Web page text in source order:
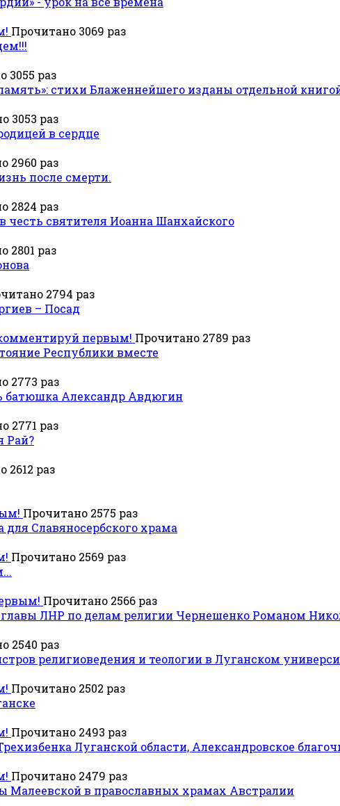
Прочитано 3069 раз
3055 раз
стихи Блаженнейшего изданы отдельной
3053 раз
в сердце
2960 раз
после смерти.
2824 раз
честь святителя Иоанна Шанхайского
2801 раз
2794 раз
– Посад
первым! Прочитано 2789 раз
Республики вместе
2773 раз
батюшка Александр Авдюгин
2771 раз
Рай?
2612 раз
Прочитано 2575 раз
Славяносербского храма
Прочитано 2569 раз
Прочитано 2566 раз
главы ЛНР по делам религии Чернешенко Романом
2540 раз
религиоведения и теологии в Луганском
Прочитано 2502 раз
Прочитано 2493 раз
Луганской области, Александровское
Прочитано 2479 раз
в православных храмах Австралии